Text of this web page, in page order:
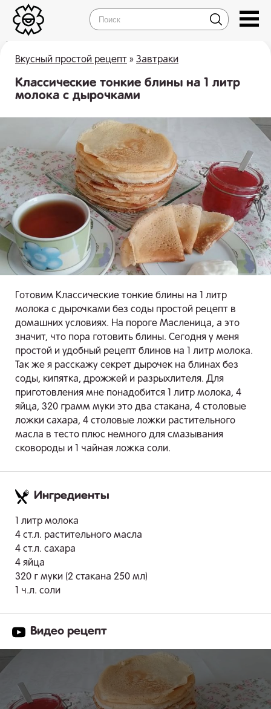
Вкусный простой рецепт » Завтраки
Классические тонкие блины на 1 литр
молока с дырочками
Готовим Классические тонкие блины на 1 литр
молока с дырочками без соды простой рецепт в
домашних условиях. На пороге Масленица, а это
значит, что пора готовить блины. Сегодня у меня
простой и удобный рецепт блинов на 1 литр молока.
Так же я расскажу секрет дырочек на блинах без
соды, кипятка, дрожжей и разрыхлителя. Для
приготовления мне понадобится 1 литр молока, 4
яйца, 320 грамм муки это два стакана, 4 столовые
ложки сахара, 4 столовые ложки растительного
масла в тесто плюс немного для смазывания
сковороды и 1 чайная ложка соли.
Ингредиенты
1 литр молока
4 ст.л. растительного масла
4 ст.л. сахара
4 яйца
320 г муки (2 стакана 250 мл)
1 ч.л. соли
Видео рецепт